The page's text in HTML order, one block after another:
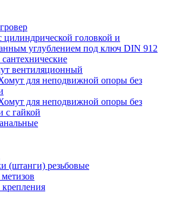
головкой и
углублением под ключ DIN 912
вентиляционный
для неподвижной опоры без
для неподвижной опоры без
с гайкой
(штанги) резьбовые